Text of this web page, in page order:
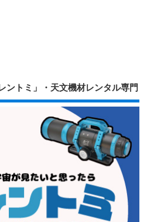
ントミ」・天文機材レンタル専門